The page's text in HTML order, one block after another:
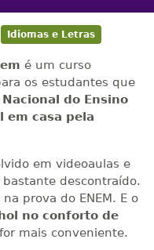
Idiomas e Letras
é um curso
os estudantes que
Nacional do Ensino
em casa pela
em videoaulas e
descontraído.
prova do ENEM. E o
no conforto de
mais conveniente.